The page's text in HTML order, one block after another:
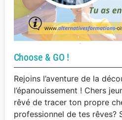
Choose & GO !
Rejoins l’aventure de la
l’épanouissement ! Chers
rêvé de tracer ton propre
professionnel de tes rêves?